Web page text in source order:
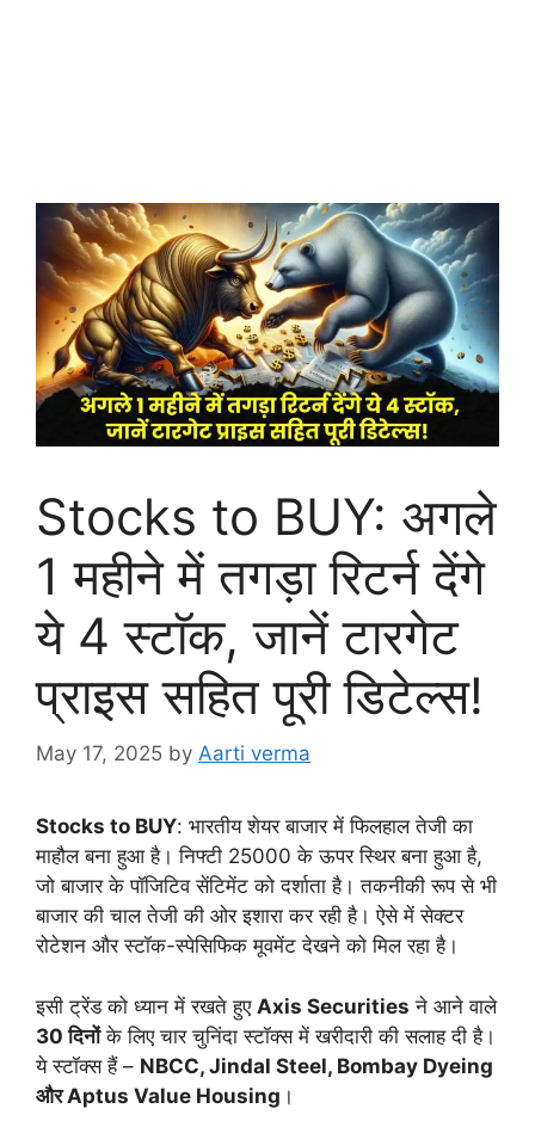
Stocks to BUY: अगले
1 महीने में तगड़ा रिटर्न देंगे
ये 4 स्टाॅक, जानें टारगेट
प्राइस सहित पूरी डिटेल्स!
May 17, 2025 by Aarti verma
Stocks to BUY: भारतीय शेयर बाजार में फिलहाल तेजी का
माहौल बना हुआ है। निफ्टी 25000 के ऊपर स्थिर बना हुआ है,
जो बाजार के पॉजिटिव सेंटिमेंट को दर्शाता है। तकनीकी रूप से भी
बाजार की चाल तेजी की ओर इशारा कर रही है। ऐसे में सेक्टर
रोटेशन और स्टॉक-स्पेसिफिक मूवमेंट देखने को मिल रहा है।
इसी ट्रेंड को ध्यान में रखते हुए Axis Securities ने आने वाले
30 दिनोंके लिए चार चुनिंदा स्टॉक्स में खरीदारी की सलाह दी है।
ये स्टॉक्स हैं – NBCC, Jindal Steel, Bombay Dyeing
और Aptus Value Housing ।